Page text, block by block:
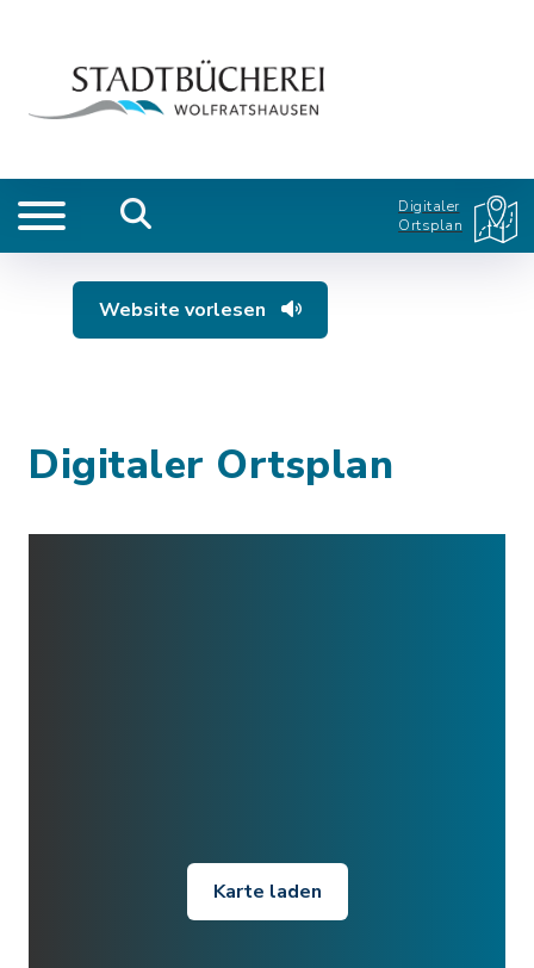
Digitaler
Ortsplan
Website vorlesen
Digitaler Ortsplan
Karte laden